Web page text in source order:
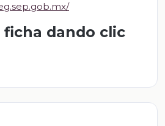
ficha dando clic